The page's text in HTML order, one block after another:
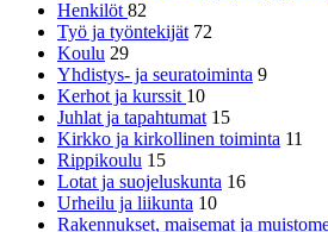
Henkilöt82
Työ ja työntekijät 72
Koulu 29
Yhdistys- ja seuratoiminta 9
Kerhot ja kurssit 10
Juhlat ja tapahtumat 15
Kirkko ja kirkollinen toiminta 11
Rippikoulu 15
Lotat ja suojeluskunta 16
Urheilu ja liikunta 10
Rakennukset, maisemat ja